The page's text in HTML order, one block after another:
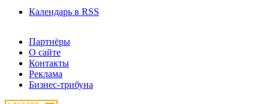
Календарь в RSS
Партнёры
О сайте
Контакты
Реклама
Бизнес-трибуна